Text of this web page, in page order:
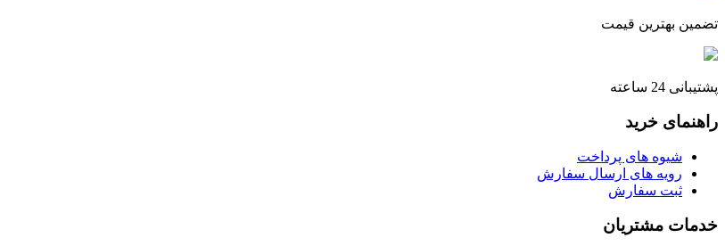
تضمین بهترین قیمت
پشتیبانی 24 ساعته
راهنمای خرید
شیوه های پرداخت
رویه های ارسال سفارش
ثبت سفارش
خدمات مشتریان